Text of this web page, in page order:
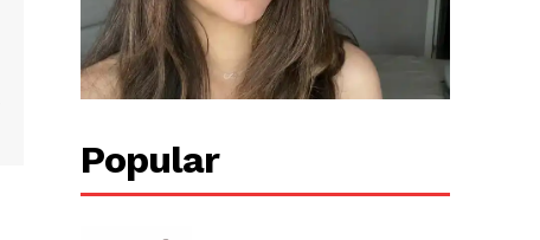
Popular